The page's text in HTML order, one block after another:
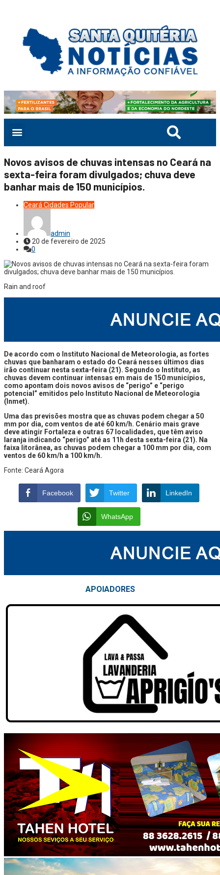
Novos avisos de chuvas intensas no Ceará na
sexta-feira foram divulgados; chuva deve
banhar mais de 150 municípios.
Ceará Cidades Popular
admin
20 de fevereiro de 2025
0
Rain and roof
De acordo com o Instituto Nacional de Meteorologia, as fortes
chuvas que banharam o estado do Ceará nesses últimos dias
irão continuar nesta sexta-feira (21). Segundo o Instituto, as
chuvas devem continuar intensas em mais de 150 municípios,
como apontam dois novos avisos de “perigo” e “perigo
potencial” emitidos pelo Instituto Nacional de Meteorologia
(Inmet).
Uma das previsões mostra que as chuvas podem chegar a 50
mm por dia, com ventos de até 60 km/h. Cenário mais grave
deve atingir Fortaleza e outras 67 localidades, que têm aviso
laranja indicando “perigo” até as 11h desta sexta-feira (21). Na
faixa litorânea, as chuvas podem chegar a 100 mm por dia, com
ventos de 60 km/h a 100 km/h.
Fonte: Ceará Agora
Facebook Twitter LinkedIn
WhatsApp
APOIADORES